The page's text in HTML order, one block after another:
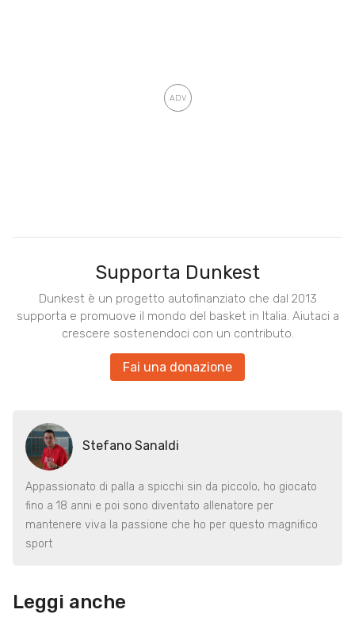
Supporta Dunkest
Dunkest è un progetto autofinanziato che dal 2013
supporta e promuove il mondo del basket in Italia. Aiutaci a
crescere sostenendoci con un contributo.
Fai una donazione
Stefano Sanaldi
Appassionato di palla a spicchi sin da piccolo, ho giocato
fino a 18 anni e poi sono diventato allenatore per
mantenere viva la passione che ho per questo magnifico
sport
Leggi anche